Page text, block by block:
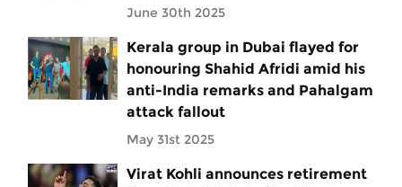
June 30th 2025
Kerala group in Dubai flayed for
honouring Shahid Afridi amid his
anti-India remarks and Pahalgam
attack fallout
May 31st 2025
Virat Kohli announces retirement